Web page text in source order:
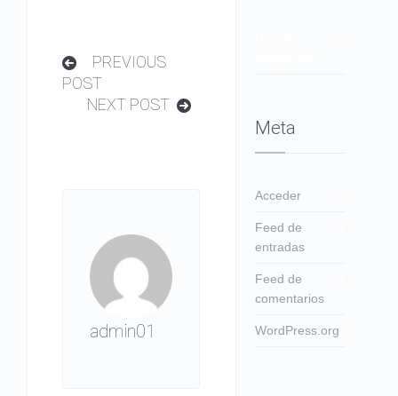
PREVIOUS
POST
NEXT POST
admin01
Meta
Acceder
Feed de
entradas
Feed de
comentarios
WordPress.org